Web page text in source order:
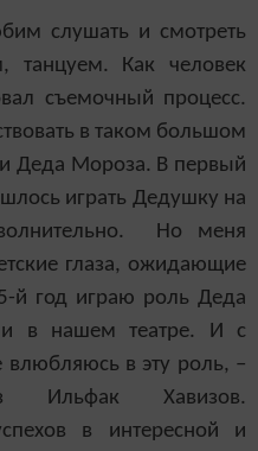
слушать и смотреть
танцуем. Как человек
съемочный процесс.
в таком большом
Деда Мороза. В первый
играть Дедушку на
Но меня
глаза, ожидающие
й год играю роль Деда
в нашем театре. И с
в эту роль, –
Ильфак Хавизов.
в интересной и